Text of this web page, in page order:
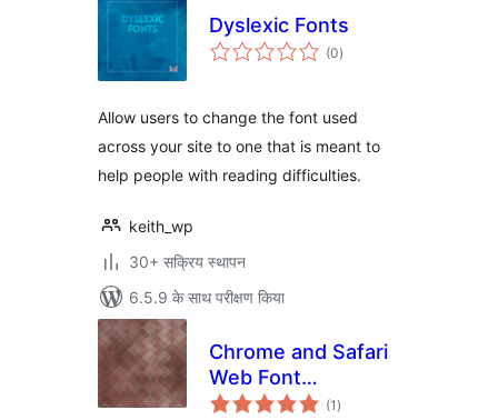
Dyslexic Fonts
(0कुल
दर)
Allow users to change the font used
across your site to one that is meant to
help people with reading difficulties.
keith_wp
30+ सक्रिय स्थापन
6.5.9 के साथ परीक्षण किया
Chrome and Safari
Web Font
Rendering Fix
(1 कुल
दर)